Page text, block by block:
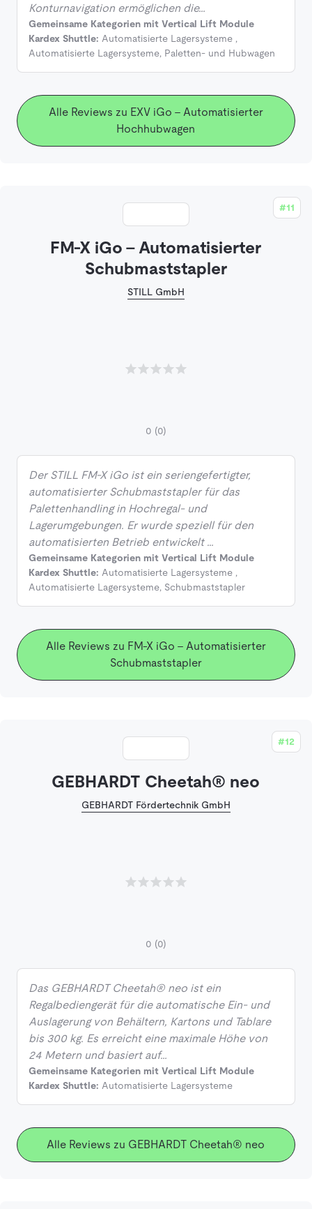
Konturnavigation ermöglichen die…
Gemeinsame Kategorien mit Vertical Lift Module
Kardex Shuttle: Automatisierte Lagersysteme ,
Automatisierte Lagersysteme, Paletten- und Hubwagen
Alle Reviews zu EXV iGo - Automatisierter
Hochhubwagen
#11
FM-X iGo - Automatisierter
Schubmaststapler
STILL GmbH
0 (0)
Der STILL FM‑X iGo ist ein seriengefertigter,
automatisierter Schubmaststapler für das
Palettenhandling in Hochregal‑ und
Lagerumgebungen. Er wurde speziell für den
automatisierten Betrieb entwickelt …
Gemeinsame Kategorien mit Vertical Lift Module
Kardex Shuttle: Automatisierte Lagersysteme ,
Automatisierte Lagersysteme, Schubmaststapler
Alle Reviews zu FM-X iGo - Automatisierter
Schubmaststapler
#12
GEBHARDT Cheetah® neo
GEBHARDT Fördertechnik GmbH
0 (0)
Das GEBHARDT Cheetah® neo ist ein
Regalbediengerät für die automatische Ein- und
Auslagerung von Behältern, Kartons und Tablare
bis 300 kg. Es erreicht eine maximale Höhe von
24 Metern und basiert auf…
Gemeinsame Kategorien mit Vertical Lift Module
Kardex Shuttle: Automatisierte Lagersysteme
Alle Reviews zu GEBHARDT Cheetah® neo